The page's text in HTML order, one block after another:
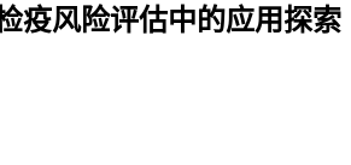
疫风险评估中的应用探索